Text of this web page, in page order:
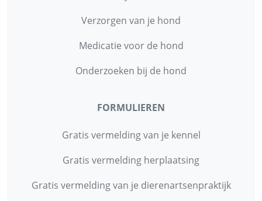
Verzorgen van je hond
Medicatie voor de hond
Onderzoeken bij de hond
FORMULIEREN
Gratis vermelding van je kennel
Gratis vermelding herplaatsing
Gratis vermelding van je dierenartsenpraktijk